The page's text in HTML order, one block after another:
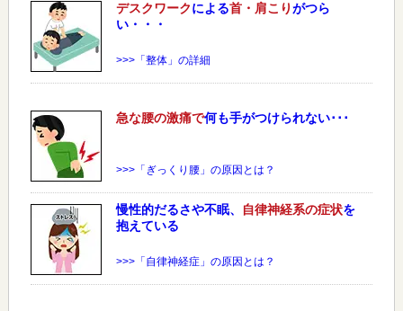
デスクワークによる首・肩こりがつら
い・・・
>>>「整体」の詳細
急な腰の激痛で何も手がつけられない･･･
>>>「ぎっくり腰」の原因とは？
慢性的だるさや不眠、 自律神経系の症状を
抱えている
>>>「自律神経症」の原因とは？